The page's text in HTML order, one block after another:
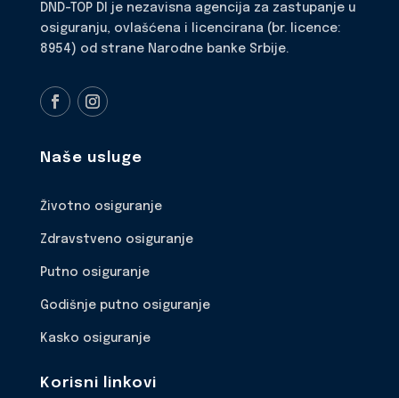
DND-TOP DI je nezavisna agencija za zastupanje u
osiguranju, ovlašćena i licencirana (br. licence:
8954) od strane Narodne banke Srbije.
Naše usluge
Životno osiguranje
Zdravstveno osiguranje
Putno osiguranje
Godišnje putno osiguranje
Kasko osiguranje
Korisni linkovi